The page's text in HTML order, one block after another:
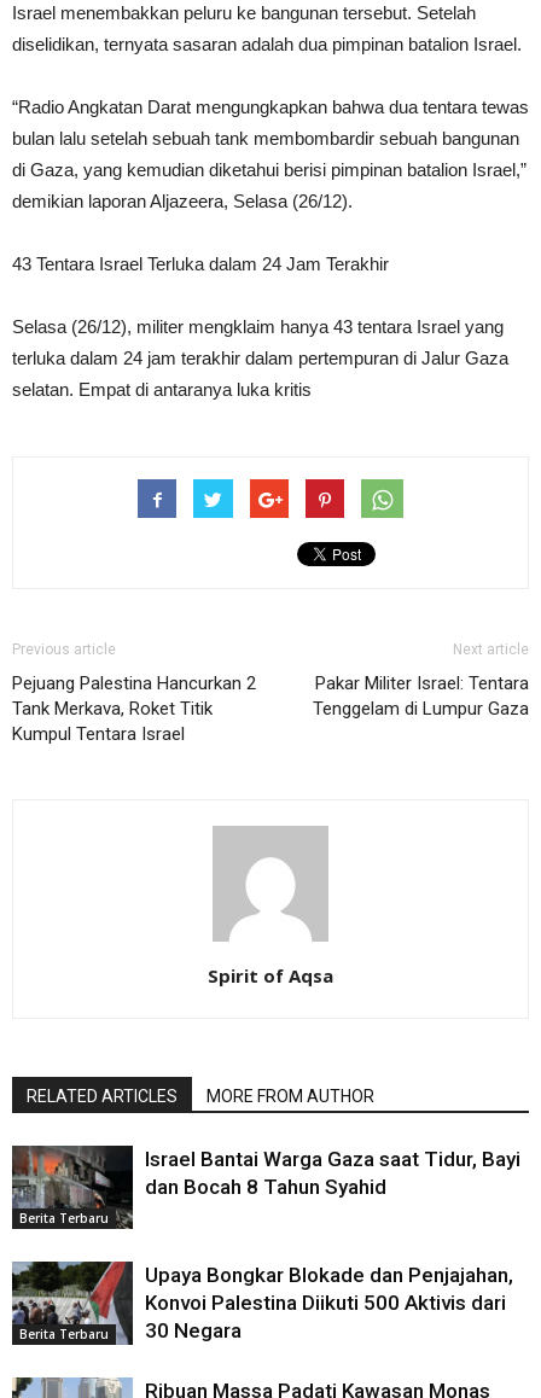
Israel menembakkan peluru ke bangunan tersebut. Setelah
diselidikan, ternyata sasaran adalah dua pimpinan batalion Israel.
“Radio Angkatan Darat mengungkapkan bahwa dua tentara tewas
bulan lalu setelah sebuah tank membombardir sebuah bangunan
di Gaza, yang kemudian diketahui berisi pimpinan batalion Israel,”
demikian laporan Aljazeera, Selasa (26/12).
43 Tentara Israel Terluka dalam 24 Jam Terakhir
Selasa (26/12), militer mengklaim hanya 43 tentara Israel yang
terluka dalam 24 jam terakhir dalam pertempuran di Jalur Gaza
selatan. Empat di antaranya luka kritis
Previous article
Pejuang Palestina Hancurkan 2
Tank Merkava, Roket Titik
Kumpul Tentara Israel
Next article
Pakar Militer Israel: Tentara
Tenggelam di Lumpur Gaza
Spirit of Aqsa
RELATED ARTICLES MORE FROM AUTHOR
Berita Terbaru
Israel Bantai Warga Gaza saat Tidur, Bayi
dan Bocah 8 Tahun Syahid
Berita Terbaru
Upaya Bongkar Blokade dan Penjajahan,
Konvoi Palestina Diikuti 500 Aktivis dari
30 Negara
Ribuan Massa Padati Kawasan Monas